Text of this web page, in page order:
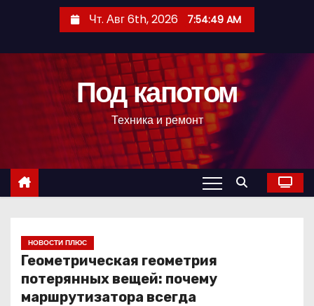
с
Чт. Авг 6th, 2026 7:54:50 AM
Под капотом
Техника и ремонт
НОВОСТИ ПЛЮС
Геометрическая геометрия
потерянных вещей: почему
маршрутизатора всегда